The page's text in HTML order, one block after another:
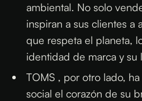
ambiental. No solo
inspiran a sus clientes a
que respeta el planeta,
identidad de marca y
TOMS , por otro lado,
social el corazón de su